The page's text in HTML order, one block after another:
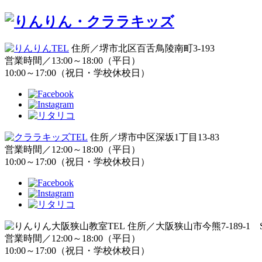
住所／堺市北区百舌鳥陵南町3-193
営業時間／13:00～18:00（平日）
10:00～17:00（祝日・学校休校日）
住所／堺市中区深坂1丁目13-83
営業時間／12:00～18:00（平日）
10:00～17:00（祝日・学校休校日）
住所／大阪狭山市今熊7-189-1
営業時間／12:00～18:00（平日）
10:00～17:00（祝日・学校休校日）